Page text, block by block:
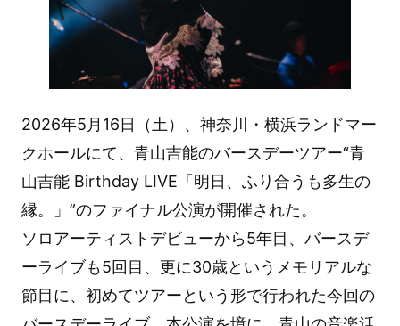
2026年5月16日（土）、神奈川・横浜ランドマー
クホールにて、青山吉能のバースデーツアー“青
山吉能 Birthday LIVE「明日、ふり合うも多生の
縁。」”のファイナル公演が開催された。
ソロアーティストデビューから5年目、バースデ
ーライブも5回目、更に30歳というメモリアルな
節目に、初めてツアーという形で行われた今回の